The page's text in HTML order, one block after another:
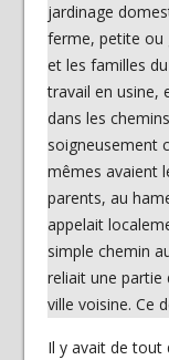
jardinage
ferme, petite ou
et les familles
travail en usine,
dans les
soigneusement
mêmes avaient
parents, au
appelait
simple chemin
reliait une partie
ville voisine. Ce
Il y avait de tout